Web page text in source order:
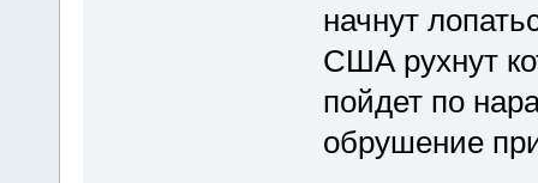
начнут
США рухнут
пойдет по
обрушение